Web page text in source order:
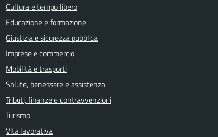
Cultura e tempo libero
Educazione e formazione
Giustizia e sicurezza pubblica
Imprese e commercio
Mobilità e trasporti
Salute, benessere e assistenza
Tributi, finanze e contravvenzioni
Turismo
Vita lavorativa